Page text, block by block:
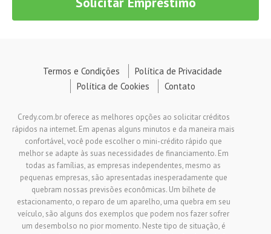
Termos e Condições
Política de Privacidade
Política de Cookies
Contato
Credy.com.br oferece as melhores opções ao solicitar créditos
rápidos na internet. Em apenas alguns minutos e da maneira mais
confortável, você pode escolher o mini-crédito rápido que
melhor se adapte às suas necessidades de financiamento. Em
todas as famílias, as empresas independentes, mesmo as
pequenas empresas, são apresentadas inesperadamente que
quebram nossas previsões econômicas. Um bilhete de
estacionamento, o reparo de um aparelho, uma quebra em seu
veículo, são alguns dos exemplos que podem nos fazer sofrer
um desembolso no pior momento. Neste tipo de situação, é